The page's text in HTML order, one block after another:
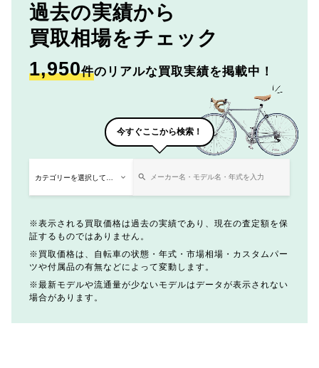
過去の実績から
買取相場をチェック
1,950件のリアルな買取実績を掲載中！
今すぐここから検索！
表示される買取価格は過去の実績であり、現在の査定額を保
証するものではありません。
買取価格は、自転車の状態・年式・市場相場・カスタムパー
ツや付属品の有無などによって変動します。
最新モデルや流通量が少ないモデルはデータが表示されない
場合があります。